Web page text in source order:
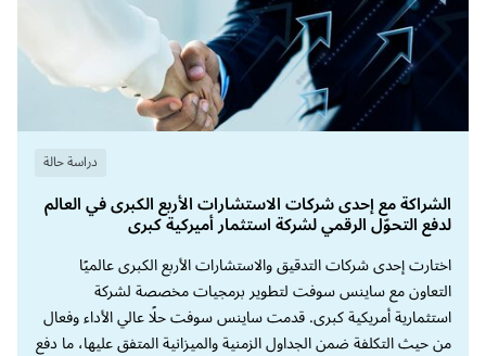
دراسة حالة
الشراكة مع إحدى شركات الاستشارات الأربع الكبرى في العالم
لدفع التحوّل الرقمي لشركة استثمار أميركية كبرى
اختارت إحدى شركات التدقيق والاستشارات الأربع الكبرى عالميًا
التعاون مع ساينس سوفت لتطوير برمجيات مخصصة لشركة
استثمارية أمريكية كبرى. قدمت ساينس سوفت حلًا عالي الأداء وفعال
من حيث التكلفة ضمن الجداول الزمنية والميزانية المتفق عليها، ما دفع